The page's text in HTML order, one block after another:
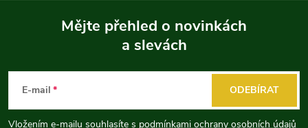
Mějte přehled o novinkách
a slevách
E-mail
Vložením e-mailu souhlasíte s podmínkami ochrany osobních údajů
ODEBÍRAT